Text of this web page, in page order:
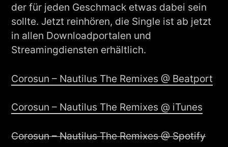
der für jeden Geschmack etwas dabei sein
sollte. Jetzt reinhören, die Single ist ab jetzt
in allen Downloadportalen und
Streamingdiensten erhältlich.
Corosun – Nautilus The Remixes @ Beatport
Corosun – Nautilus The Remixes @ iTunes
Corosun – Nautilus The Remixes @ Spotify